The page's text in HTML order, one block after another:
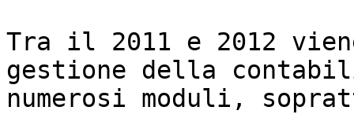
Tra il 2011 e 2012
gestione della
numerosi moduli,